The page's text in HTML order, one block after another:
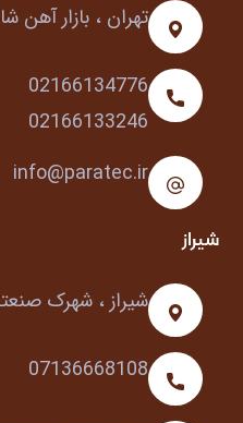
تهران ، بازار آهن شاد آباد
02166134776
02166133246
info@paratec.ir
شیراز
شیراز ، شهرک
07136668108